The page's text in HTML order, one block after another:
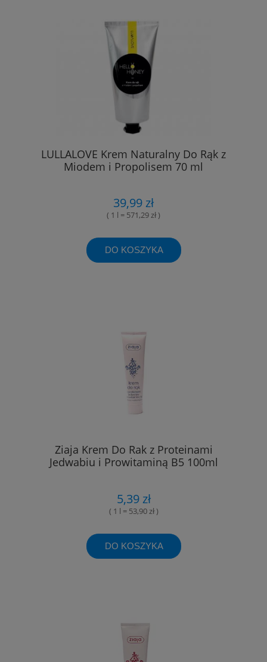
LULLALOVE Krem Naturalny Do Rąk z
Miodem i Propolisem 70 ml
39,99 zł
( 1 l = 571,29 zł )
DO KOSZYKA
Ziaja Krem Do Rak z Proteinami
Jedwabiu i Prowitaminą B5 100ml
5,39 zł
( 1 l = 53,90 zł )
DO KOSZYKA